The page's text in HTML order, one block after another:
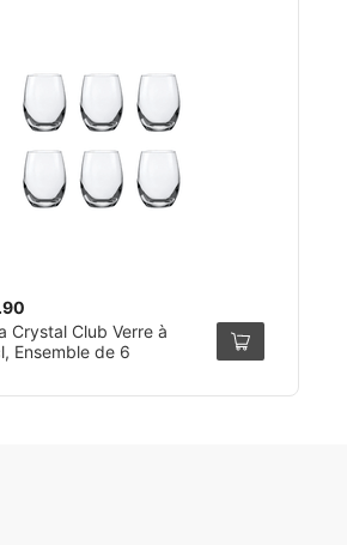
Crystal Club Verre à
Ensemble de 6